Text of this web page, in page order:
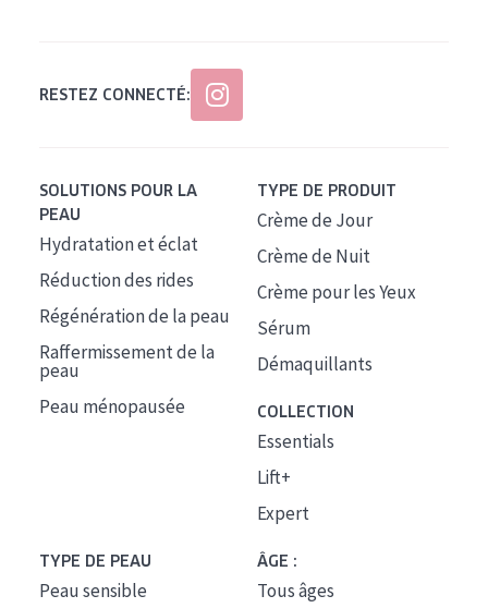
RESTEZ CONNECTÉ:
SOLUTIONS POUR LA
PEAU
Hydratation et éclat
Réduction des rides
Régénération de la peau
Raffermissement de la
peau
Peau ménopausée
TYPE DE PRODUIT
Crème de Jour
Crème de Nuit
Crème pour les Yeux
Sérum
Démaquillants
COLLECTION
Essentials
Lift+
Expert
TYPE DE PEAU
Peau sensible
ÂGE :
Tous âges